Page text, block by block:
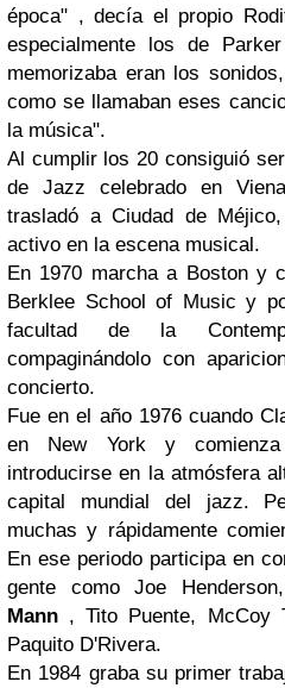
época" , decía el propio
especialmente los de
memorizaba eran los
como se llamaban eses
la música".
Al cumplir los 20 consiguió
de Jazz celebrado enViena
trasladó a Ciudad de Méjico
activo en la escena musical.
En 1970 marcha a Bostony
Berklee School of Musicy
facultad de la
compaginándolo con
concierto.
Fue en el año 1976 cuando
en New Yorky comienza
introducirse en la atmósfera
capital mundial del jazz.
muchas y rápidamente
En ese periodo participa en
gente como Joe
Mann , Tito Puente, McCoy
Paquito D'Rivera.
En 1984 graba su primer